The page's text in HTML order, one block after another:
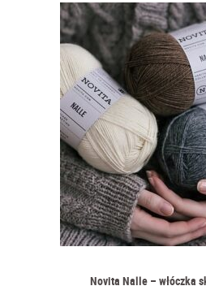
Novita Nalle – włóczka